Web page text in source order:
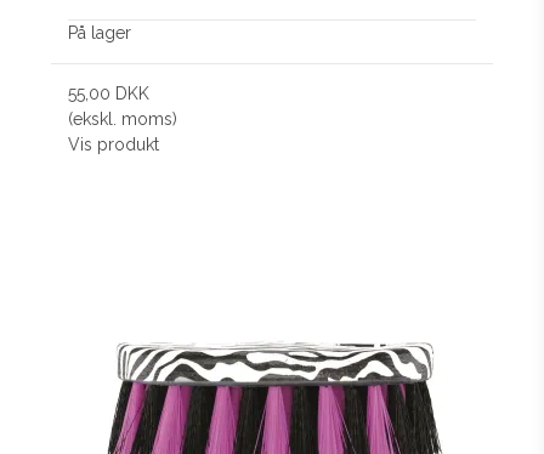
På lager
55,00 DKK
(ekskl. moms)
Vis produkt